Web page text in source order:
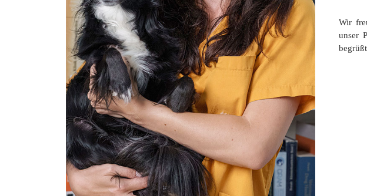
Wir
unser